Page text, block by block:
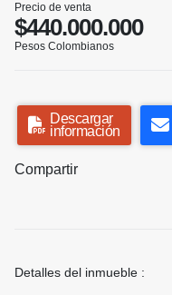
Precio de venta
$440.000.000
Pesos Colombianos
Descargar
información
Compartir
Detalles del inmueble :